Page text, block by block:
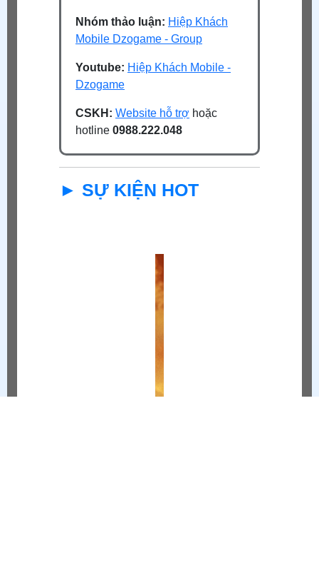
Nhóm thảo luận: Hiệp Khách
Mobile Dzogame - Group
Youtube: Hiệp Khách Mobile -
Dzogame
CSKH: Website hỗ trợ hoặc
hotline0988.222.048
► SỰ KIỆN HOT